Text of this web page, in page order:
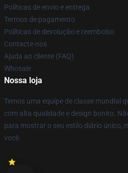
Políticas de envio e entrega
Termos de pagamento
Políticas de devolução e reembolso
Contacte-nos
Ajuda ao cliente (FAQ)
Whosale
Nossa loja
Temos uma equipe de classe mundial
com alta qualidade e design bonito.
para mostrar o seu estilo diário único,
você.